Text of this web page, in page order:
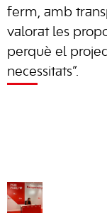
ferm, amb
valorat les
perquè el
necessitats”.